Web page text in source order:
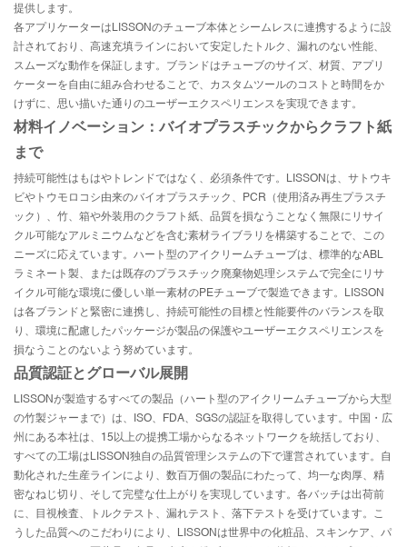
提供します。
各アプリケーターはLISSONのチューブ本体とシームレスに連携するように設
計されており、高速充填ラインにおいて安定したトルク、漏れのない性能、
スムーズな動作を保証します。ブランドはチューブのサイズ、材質、アプリ
ケーターを自由に組み合わせることで、カスタムツールのコストと時間をか
けずに、思い描いた通りのユーザーエクスペリエンスを実現できます。
材料イノベーション：バイオプラスチックからクラフト紙
まで
持続可能性はもはやトレンドではなく、必須条件です。LISSONは、サトウキ
ビやトウモロコシ由来のバイオプラスチック、PCR（使用済み再生プラスチ
ック）、竹、箱や外装用のクラフト紙、品質を損なうことなく無限にリサイ
クル可能なアルミニウムなどを含む素材ライブラリを構築することで、この
ニーズに応えています。ハート型のアイクリームチューブは、標準的なABL
ラミネート製、または既存のプラスチック廃棄物処理システムで完全にリサ
イクル可能な環境に優しい単一素材のPEチューブで製造できます。LISSON
は各ブランドと緊密に連携し、持続可能性の目標と性能要件のバランスを取
り、環境に配慮したパッケージが製品の保護やユーザーエクスペリエンスを
損なうことのないよう努めています。
品質認証とグローバル展開
LISSONが製造するすべての製品（ハート型のアイクリームチューブから大型
の竹製ジャーまで）は、ISO、FDA、SGSの認証を取得しています。中国・広
州にある本社は、15以上の提携工場からなるネットワークを統括しており、
すべての工場はLISSON独自の品質管理システムの下で運営されています。自
動化された生産ラインにより、数百万個の製品にわたって、均一な肉厚、精
密なねじ切り、そして完璧な仕上がりを実現しています。各バッチは出荷前
に、目視検査、トルクテスト、漏れテスト、落下テストを受けています。こ
うした品質へのこだわりにより、LISSONは世界中の化粧品、スキンケア、パ